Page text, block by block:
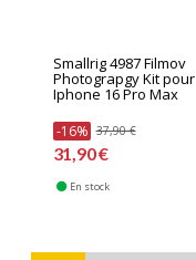
Smallrig 4987 Filmov
Photograpgy Kit pour
Iphone 16 Pro Max
-16% 37,90 €
31,90 €
En stock